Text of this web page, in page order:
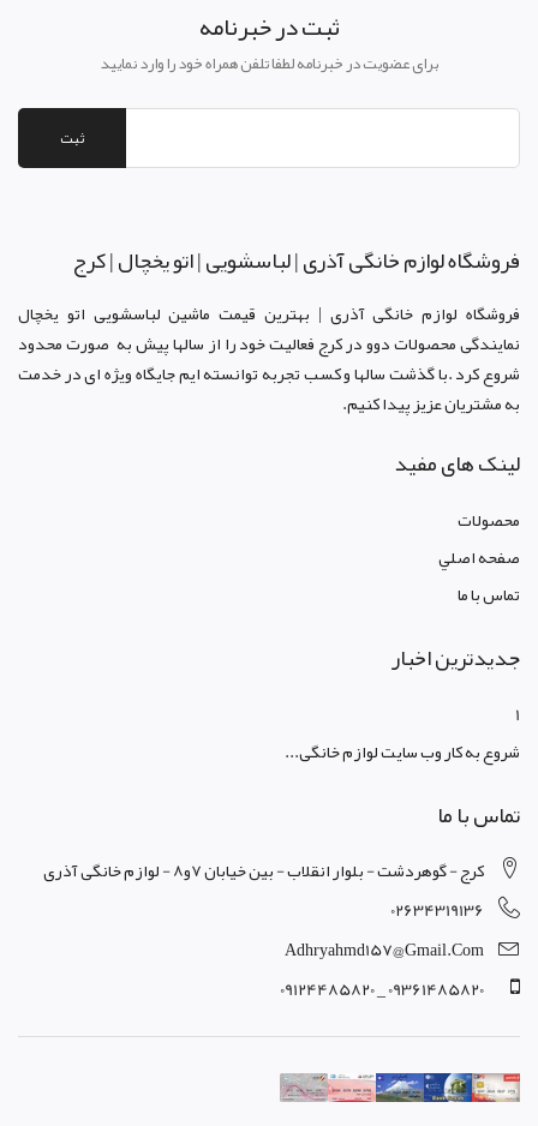
ثبت در خبرنامه
برای عضویت در خبرنامه لطفا تلفن همراه خود را وارد نمایید
ثبت
فروشگاه لوازم خانگی آذری | لباسشویی | اتو یخچال | کرج
فروشگاه لوازم خانگی آذری | بهترین قیمت ماشین لباسشویی اتو یخچال
نمایندگی محصولات دوو در کرجفعالیت خود را از سالها پیش به صورت محدود
شروع کرد .با گذشت سالها و کسب تجربه توانسته ایم جایگاه ویژه ای در خدمت
به مشتریان عزیز پیدا کنیم.
لینک های مفید
محصولات
صفحه اصلي
تماس با ما
جدیدترین اخبار
1
شروع به کار وب سایت لوازم خانگی...
تماس با ما
کرج - گوهردشت - بلوار انقلاب - بین خیابان 7و8 - لوازم خانگی آذری
02634319136
Adhryahmd157@gmail.com
09361485820 _ 09124485820